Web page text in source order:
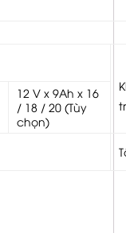
12 V x 9Ah x 16
/ 18 / 20 (Tùy
chọn)